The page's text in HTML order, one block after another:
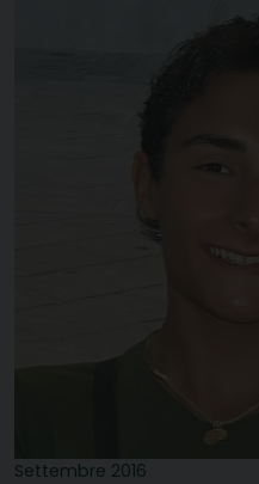
Settembre 2016